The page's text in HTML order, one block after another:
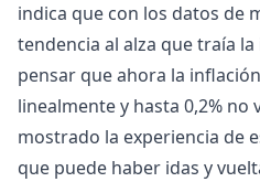
indica que con los datos de
tendencia al alza que traía
pensar que ahora la
linealmente y hasta 0,2% no
mostrado la experiencia de
que puede haber idas y